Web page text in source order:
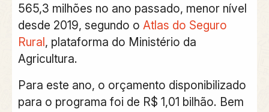
565,3 milhões no ano passado, menor nível
desde 2019, segundo o Atlas do Seguro
Rural, plataforma do Ministério da
Agricultura.
Para este ano, o orçamento disponibilizado
para o programa foi de R$ 1,01 bilhão. Bem